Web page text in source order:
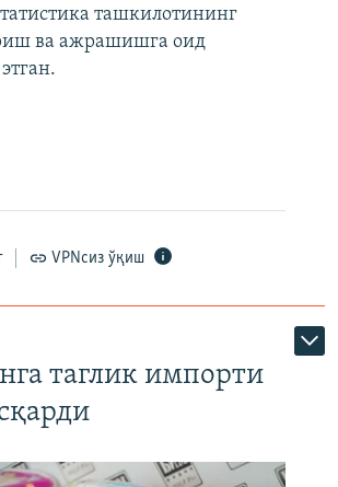
ташкилотининг
ва ажрашишга оид
VPNсиз ўқиш
таглик импорти